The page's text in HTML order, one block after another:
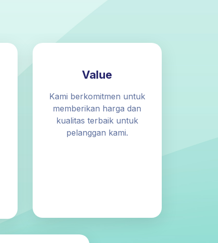
Value
Kami berkomitmen untuk
memberikan harga dan
kualitas terbaik untuk
pelanggan kami.